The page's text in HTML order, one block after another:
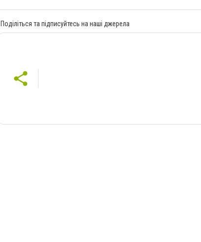
Поділіться та підписуйтесь на наші джерела